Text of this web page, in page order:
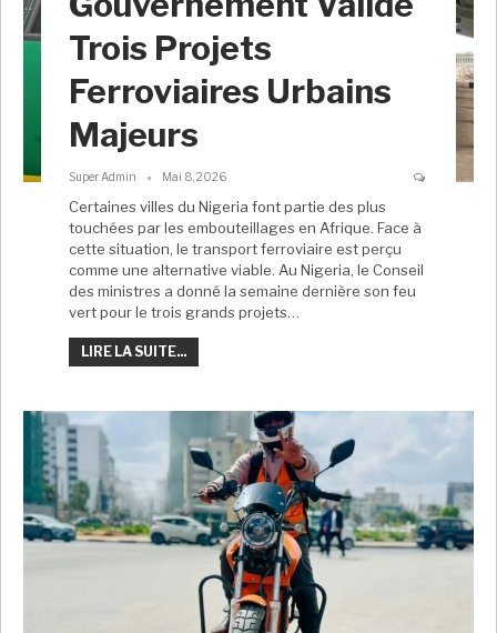
Trois Projets
Ferroviaires Urbains
Majeurs
Super Admin Mai 8, 2026
Certaines villes du Nigeria font partie des plus
touchées par les embouteillages en Afrique. Face à
cette situation, le transport ferroviaire est perçu
comme une alternative viable. Au Nigeria, le Conseil
des ministres a donné la semaine dernière son feu
vert pour le trois grands projets…
LIRE LA SUITE...